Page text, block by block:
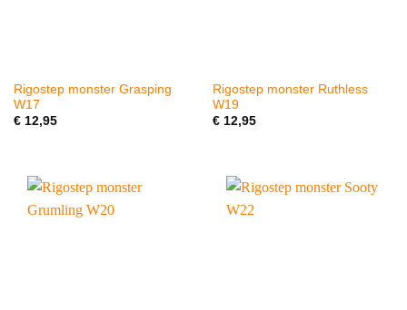
Rigostep monster Grasping
W17
€12,95
Rigostep monster Ruthless
W19
€12,95